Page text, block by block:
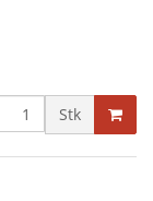
Stk